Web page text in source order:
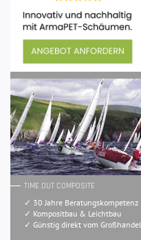
TIME OUT COMPOSITE
✓ 30 Jahre Beratungskompetenz
✓ Kompositbau & Leichtbau
✓ Günstig direkt vom Großhandel